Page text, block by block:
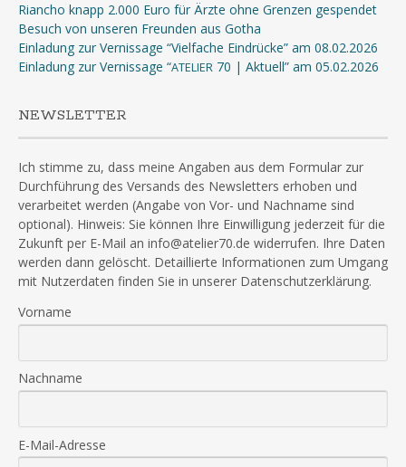
Riancho knapp 2.000 Euro für Ärzte ohne Grenzen gespendet
Besuch von unseren Freunden aus Gotha
Einladung zur Vernissage “Vielfache Eindrücke” am 08.02.2026
Einladung zur Vernissage “ATELIER 70 | Aktuell” am 05.02.2026
NEWSLETTER
Ich stimme zu, dass meine Angaben aus dem Formular zur
Durchführung des Versands des Newsletters erhoben und
verarbeitet werden (Angabe von Vor- und Nachname sind
optional). Hinweis: Sie können Ihre Einwilligung jederzeit für die
Zukunft per E-Mail an info@atelier70.de widerrufen. Ihre Daten
werden dann gelöscht. Detaillierte Informationen zum Umgang
mit Nutzerdaten finden Sie in unserer Datenschutzerklärung.
Vorname
Nachname
E-Mail-Adresse